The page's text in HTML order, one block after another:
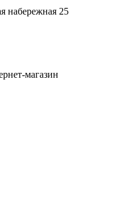
набережная 25
магазин